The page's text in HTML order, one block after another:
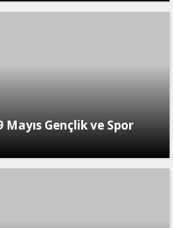
Mayıs Gençlik ve Spor